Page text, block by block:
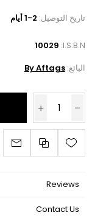
تاريخ التوصيل: 1-2 أيام
I.S.B.N:
10029
البائع: By Aftags
Reviews
Contact Us